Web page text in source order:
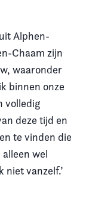
Alphen-
Chaam zijn
waaronder
binnen onze
volledig
deze tijd en
te vinden die
wel
niet vanzelf.’